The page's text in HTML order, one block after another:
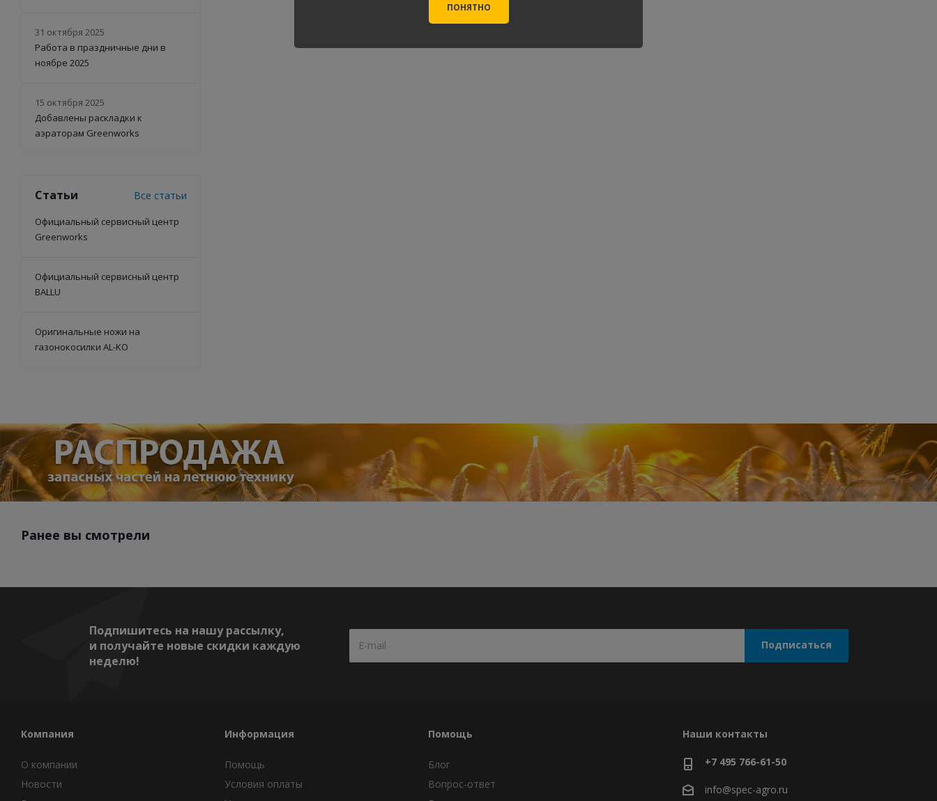
31 октября 2025
Работа в праздничные дни в
ноябре 2025
15 октября 2025
Добавлены раскладки к
аэраторам Greenworks
Статьи Все статьи
Официальный сервисный центр
Greenworks
Официальный сервисный центр
BALLU
Оригинальные ножи на
газонокосилки AL-KO
Ранее вы смотрели
Подпишитесь на нашу рассылку,
и получайте новые скидки каждую
неделю!
Компания
О компании
Новости
Информация
Помощь
Условия оплаты
Помощь
Блог
Вопрос-ответ
Наши контакты
+7 495 766-61-50
info@spec-agro.ru
ПОНЯТНО